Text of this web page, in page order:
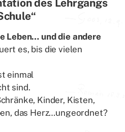
des Lehrgangs
Leben… und die andere
es, bis die vielen
einmal
sind.
Kinder, Kisten,
das Herz…ungeordnet?